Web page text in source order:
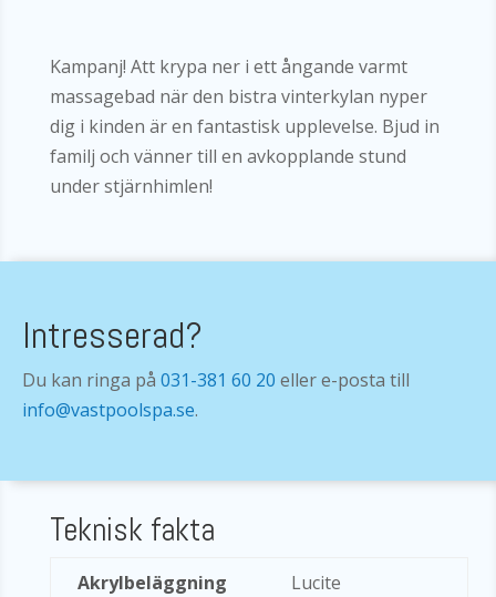
Kampanj! Att krypa ner i ett ångande varmt
massagebad när den bistra vinterkylan nyper
dig i kinden är en fantastisk upplevelse. Bjud in
familj och vänner till en avkopplande stund
under stjärnhimlen!
Intresserad?
Du kan ringa på 031-381 60 20 eller e-posta till
info@vastpoolspa.se.
Teknisk fakta
Akrylbeläggning Lucite